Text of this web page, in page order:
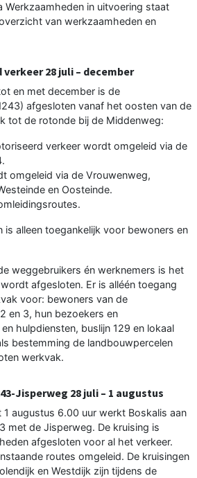
Werkzaamheden in uitvoering staat
van werkzaamheden en
28 juli – december
en met december is de
afgesloten vanaf het oosten van de
tot de rotonde bij de Middenweg:
verkeer wordt omgeleid via de
omgeleid via de Vrouwenweg,
en Oosteinde.
is alleen toegankelijk voor bewoners en
weggebruikers én werknemers is het
afgesloten. Er is alléén toegang
voor: bewoners van de
en 3, hun bezoekers en
hulpdiensten, buslijn 129 en lokaal
bestemming de landbouwpercelen
werkvak.
Jisperweg 28 juli – 1 augustus
1 augustus 6.00 uur werkt Boskalis aan
met de Jisperweg. De kruising is
afgesloten voor al het verkeer.
routes omgeleid. De kruisingen
en Westdijk zijn tijdens de